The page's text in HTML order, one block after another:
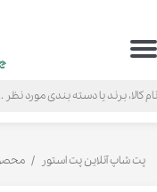
حساب کاربری من
خروج از حساب کاربری
پت شاپ آنلاین پت استور